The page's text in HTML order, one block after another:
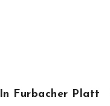
In Furbacher Platt